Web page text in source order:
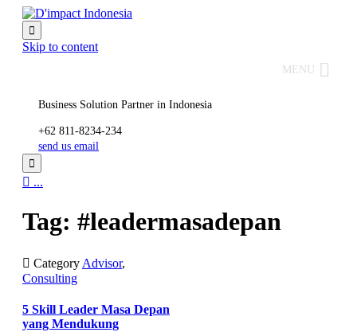

Skip to content
MENU
Business Solution Partner in Indonesia
+62 811-8234-234
send us email

 ...
Tag: #leadermasadepan
 Category Advisor,
Consulting
5 Skill Leader Masa Depan
yang Mendukung